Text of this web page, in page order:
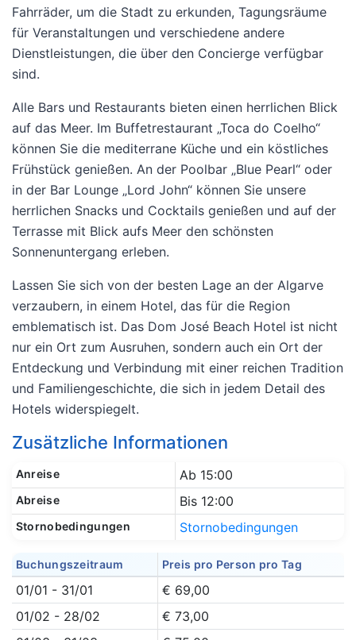
Fahrräder, um die Stadt zu erkunden, Tagungsräume
für Veranstaltungen und verschiedene andere
Dienstleistungen, die über den Concierge verfügbar
sind.
Alle Bars und Restaurants bieten einen herrlichen Blick
auf das Meer. Im Buffetrestaurant „Toca do Coelho“
können Sie die mediterrane Küche und ein köstliches
Frühstück genießen. An der Poolbar „Blue Pearl“ oder
in der Bar Lounge „Lord John“ können Sie unsere
herrlichen Snacks und Cocktails genießen und auf der
Terrasse mit Blick aufs Meer den schönsten
Sonnenuntergang erleben.
Lassen Sie sich von der besten Lage an der Algarve
verzaubern, in einem Hotel, das für die Region
emblematisch ist. Das Dom José Beach Hotel ist nicht
nur ein Ort zum Ausruhen, sondern auch ein Ort der
Entdeckung und Verbindung mit einer reichen Tradition
und Familiengeschichte, die sich in jedem Detail des
Hotels widerspiegelt.
Zusätzliche Informationen
Anreise Ab 15:00
Abreise Bis 12:00
Stornobedingungen Stornobedingungen
Buchungszeitraum Preis pro Person pro Tag
01/01 - 31/01
€ 69,00
01/02 - 28/02
€ 73,00